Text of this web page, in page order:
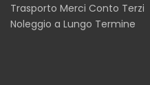
Trasporto Merci Conto Terzi
Noleggio a Lungo Termine